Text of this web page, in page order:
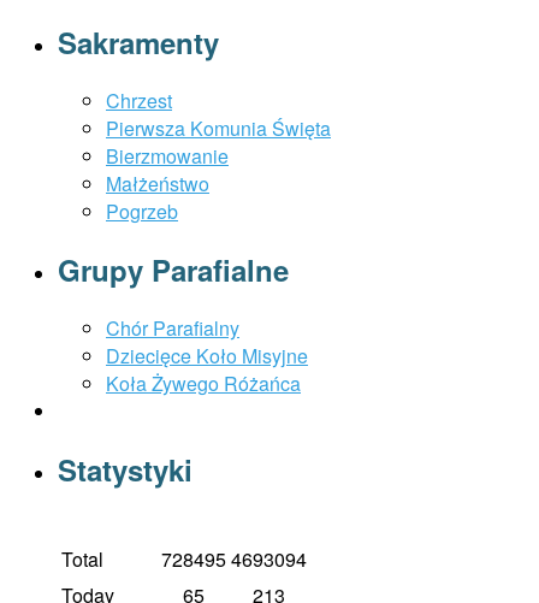
Sakramenty
Chrzest
Pierwsza Komunia Święta
Bierzmowanie
Małżeństwo
Pogrzeb
Grupy Parafialne
Chór Parafialny
Dziecięce Koło Misyjne
Koła Żywego Różańca
Statystyki
Total 7284954693094
Today
65 213